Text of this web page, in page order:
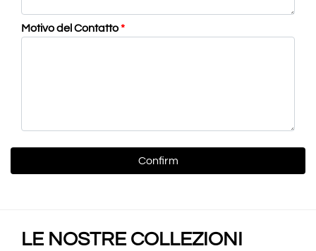
Motivo del Contatto*
LE NOSTRE COLLEZIONI